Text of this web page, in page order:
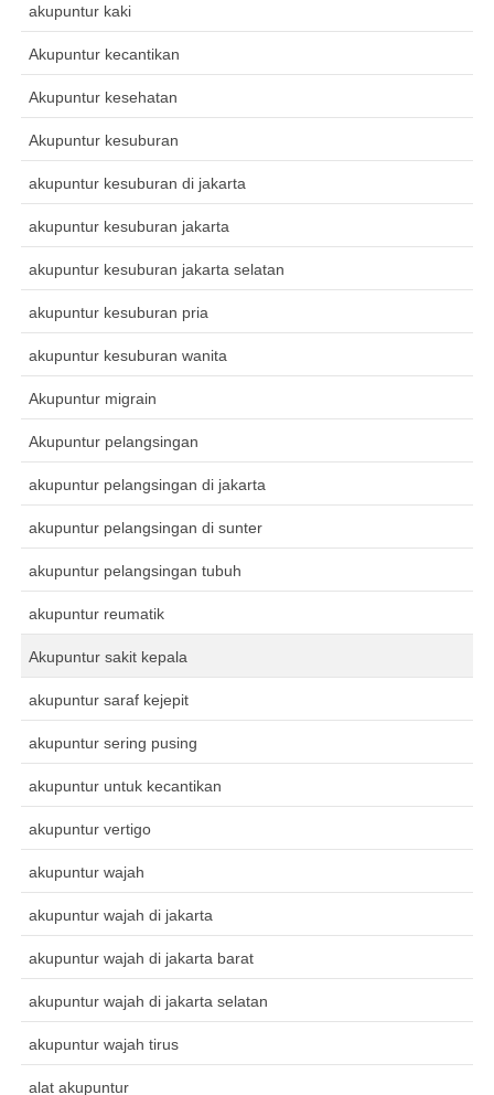
akupuntur kaki
Akupuntur kecantikan
Akupuntur kesehatan
Akupuntur kesuburan
akupuntur kesuburan di jakarta
akupuntur kesuburan jakarta
akupuntur kesuburan jakarta selatan
akupuntur kesuburan pria
akupuntur kesuburan wanita
Akupuntur migrain
Akupuntur pelangsingan
akupuntur pelangsingan di jakarta
akupuntur pelangsingan di sunter
akupuntur pelangsingan tubuh
akupuntur reumatik
Akupuntur sakit kepala
akupuntur saraf kejepit
akupuntur sering pusing
akupuntur untuk kecantikan
akupuntur vertigo
akupuntur wajah
akupuntur wajah di jakarta
akupuntur wajah di jakarta barat
akupuntur wajah di jakarta selatan
akupuntur wajah tirus
alat akupuntur